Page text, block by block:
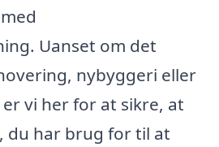
Uanset om det
nybyggeri eller
vi her for at sikre, at
du har brug for til at